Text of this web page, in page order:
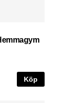
Köp